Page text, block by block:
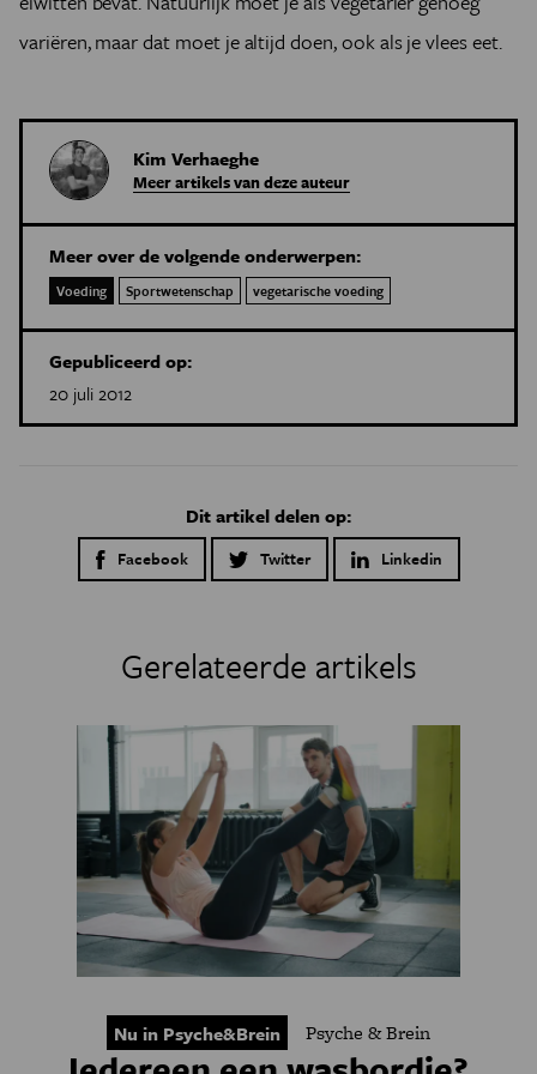
variëren, maar dat moet je altijd doen, ook als je vlees eet.
Kim Verhaeghe
Meer artikels van deze auteur
Meer over de volgende onderwerpen:
Voeding Sportwetenschap vegetarische voeding
Gepubliceerd op:
20 juli 2012
Dit artikel delen op:
Facebook Twitter Linkedin
Gerelateerde artikels
Nu in Psyche&Brein Psyche & Brein